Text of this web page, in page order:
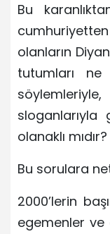
Bu
olanların
tutumları
olanaklı mıdır?
Bu sorulara
2000’lerin
egemenler ve